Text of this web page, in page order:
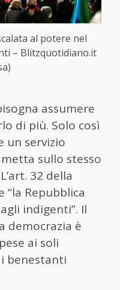
al potere nel
– Blitzquotidiano.it
assumere
di più. Solo così
un servizio
sullo stesso
32 della
“la Repubblica
indigenti”. Il
democrazia è
ai soli
benestanti